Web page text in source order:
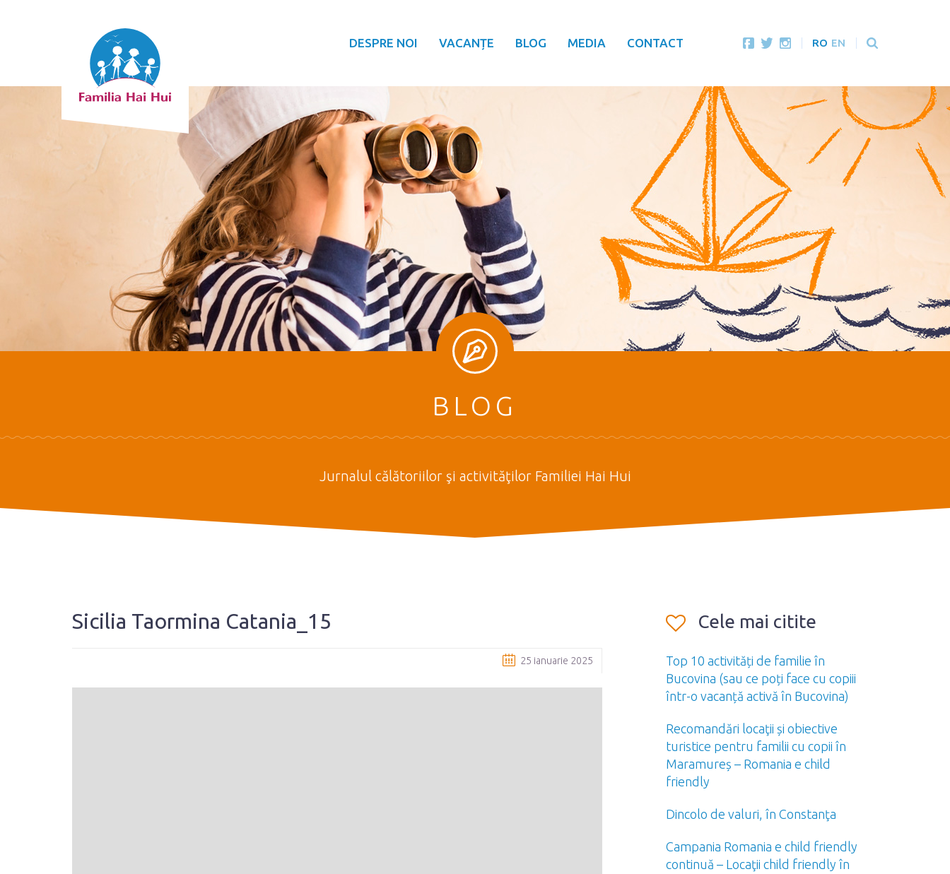
DESPRE NOI VACANȚE BLOG MEDIA CONTACT RO EN
BLOG
Jurnalul călătoriilor şi activităţilor Familiei Hai Hui
Sicilia Taormina Catania_15
25 ianuarie 2025
Cele mai citite
Top 10 activități de familie în
Bucovina (sau ce poți face cu copiii
într-o vacanță activă în Bucovina)
Recomandări locaţii și obiective
turistice pentru familii cu copii în
Maramureș – Romania e child
friendly
Dincolo de valuri, în Constanţa
Campania Romania e child friendly
continuă – Locaţii child friendly în